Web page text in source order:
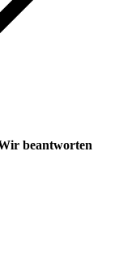
beantworten